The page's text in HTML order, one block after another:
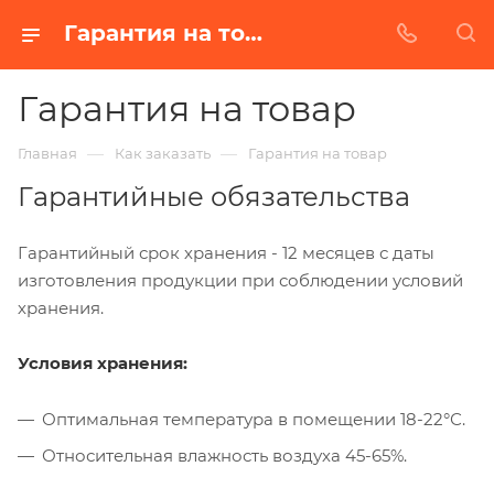
Гарантия на товар
Гарантия на товар
Главная — Как заказать — Гарантия на товар
Гарантийные обязательства
Гарантийный срок хранения - 12 месяцев с даты
изготовления продукции при соблюдении условий
хранения.
Условия хранения:
Оптимальная температура в помещении 18-22°С.
Относительная влажность воздуха 45-65%.